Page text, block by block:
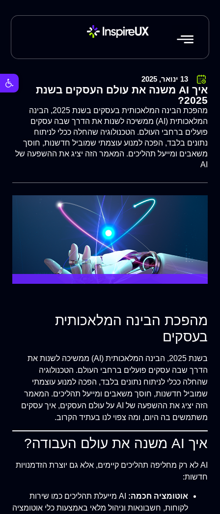
פתח 13 ינואר, 2025
איך AI משנה את עולם העסקים בשנת
2025?
מהפכת הבינה המלאכותית בעסקים בשנת 2025, הבינה
המלאכותית (AI) ממשיכה לשנות את הדרך שבה עסקים
פועלים ברחבי העולם. הטכנולוגיה שהחלה ככלי לניתוח
נתונים בלבד, הפכה למנוע עוצמתי שמוביל חדשנות, חוסך
משאבים ומייעל תהליכים. המאמר הזה יציג את ההשפעה של
AI
מהפכת הבינה המלאכותית
בעסקים
בשנת 2025, הבינה המלאכותית (AI) ממשיכה לשנות את
הדרך שבה עסקים פועלים ברחבי העולם. הטכנולוגיה
שהחלה ככלי לניתוח נתונים בלבד, הפכה למנוע עוצמתי
שמוביל חדשנות, חוסך משאבים ומייעל תהליכים. המאמר
הזה יציג את ההשפעה של AI על עולם העסקים, איך עסקים
משתמשים בה היום, ומה צפוי לנו בעתיד הקרוב.
איך AI משנה את עולם העבודה?
AI לא רק מחליפה תהליכים קיימים, אלא גם יוצרת הזדמנויות
חדשות:
אוטומציה חכמה:
AI מייעלת תהליכים כמו שירות
לקוחות, חשבונאות וניהול מלאי באמצעות כלי אוטומציה